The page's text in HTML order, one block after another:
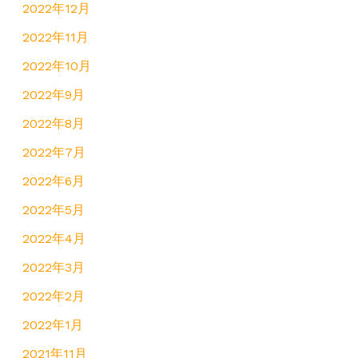
2022年12月
2022年11月
2022年10月
2022年9月
2022年8月
2022年7月
2022年6月
2022年5月
2022年4月
2022年3月
2022年2月
2022年1月
2021年11月